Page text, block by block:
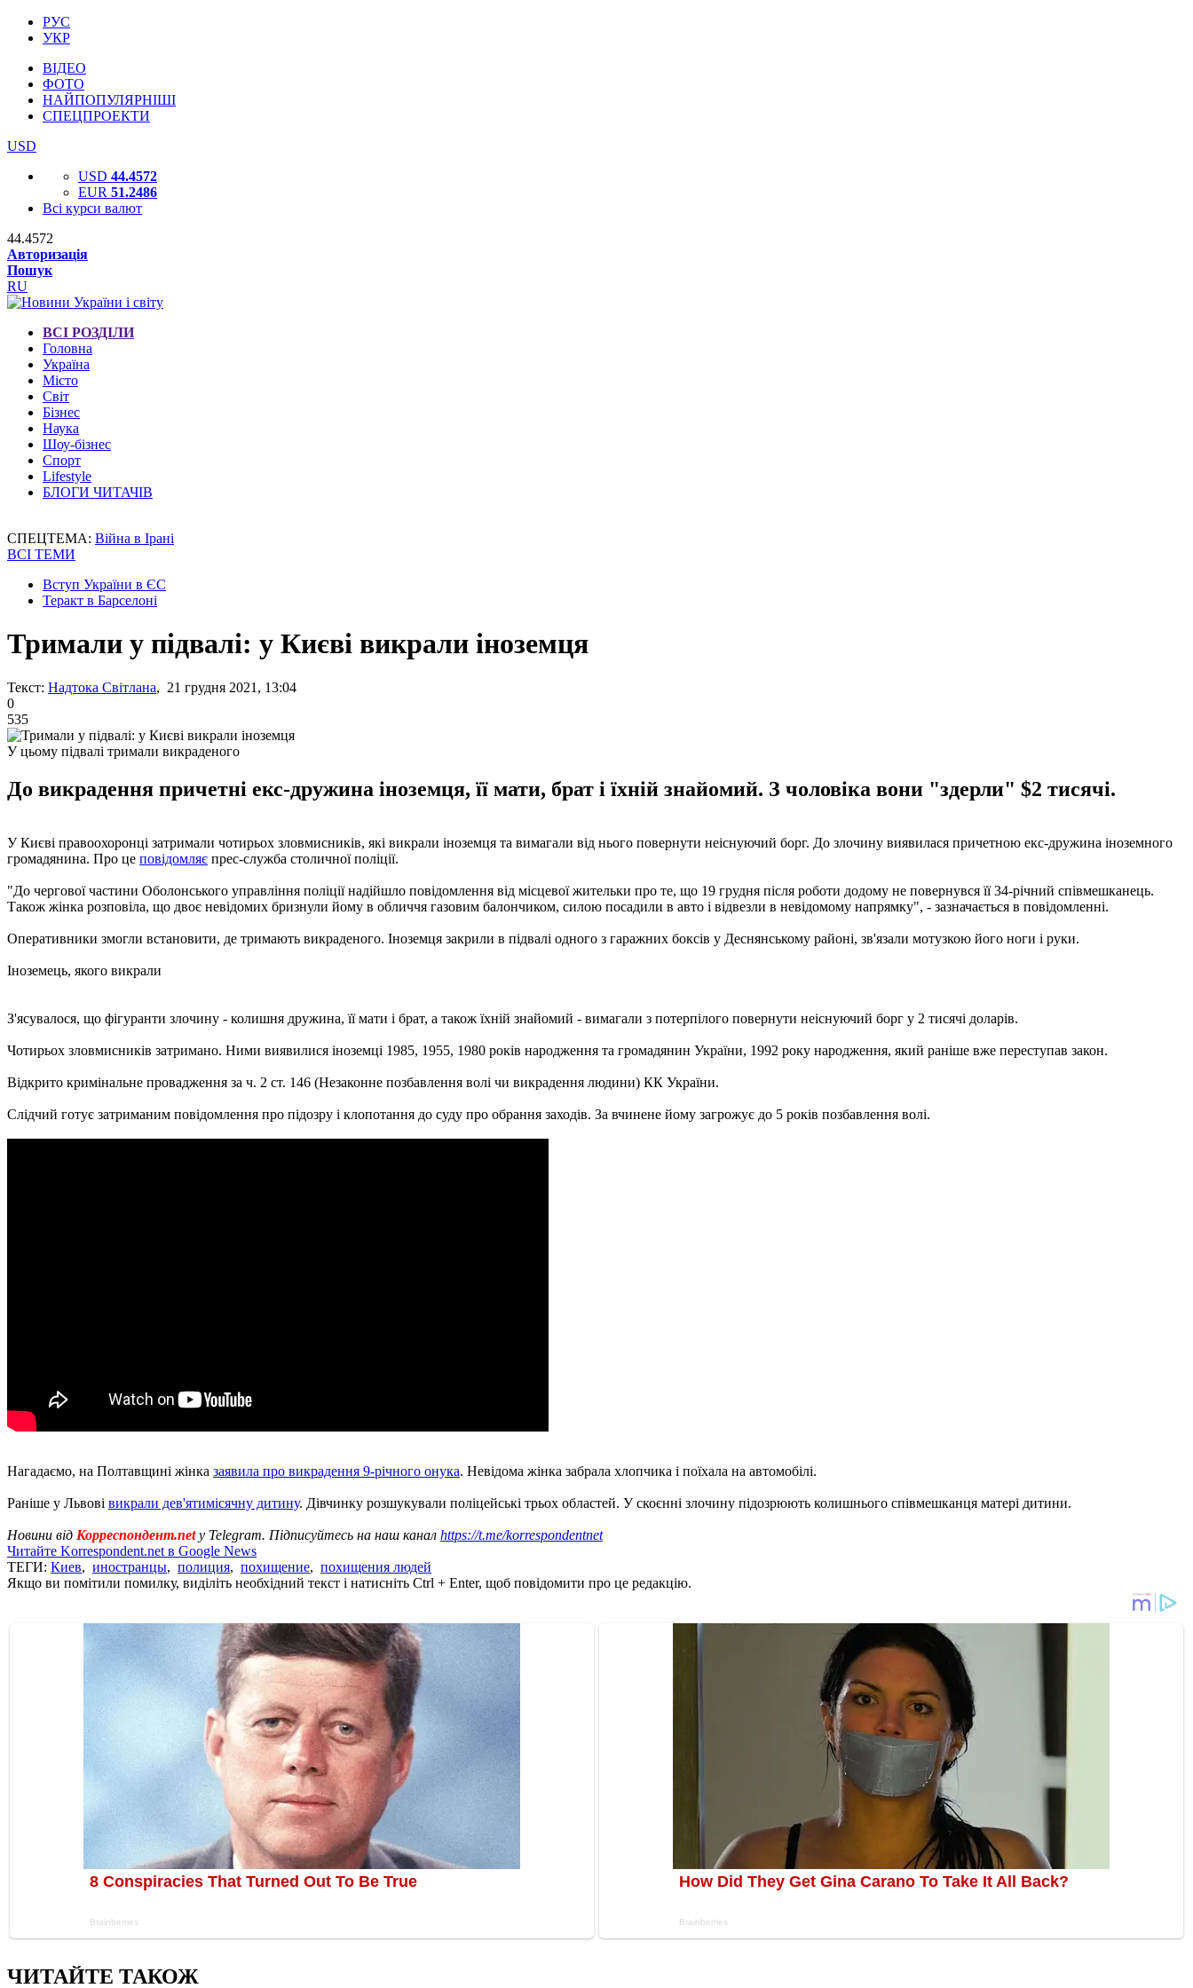
РУС
УКР
ВІДЕО
ФОТО
НАЙПОПУЛЯРНІШІ
СПЕЦПРОЕКТИ
USD
USD 44.4572
EUR 51.2486
Всі курси валют
44.4572
Авторизація
Пошук
RU
ВСІ РОЗДІЛИ
Головна
Україна
Місто
Світ
Бізнес
Наука
Шоу-бізнес
Спорт
Lifestyle
БЛОГИ ЧИТАЧІВ
СПЕЦТЕМА: Війна в Ірані
ВСІ ТЕМИ
Вступ України в ЄС
Теракт в Барселоні
Тримали у підвалі: у Києві викрали іноземця
Текст: Надтока Світлана, 21 грудня 2021, 13:04
0
535
У цьому підвалі тримали викраденого
До викрадення причетні екс-дружина іноземця, її мати, брат і їхній знайомий. З чоловіка вони "здерли" $2 тисячі.
У Києві правоохоронці затримали чотирьох зловмисників, які викрали іноземця та вимагали від нього повернути неіснуючий борг. До злочину виявилася причетною екс-дружина іноземного
громадянина. Про це повідомляє прес-служба столичної поліції.
"До чергової частини Оболонського управління поліції надійшло повідомлення від місцевої жительки про те, що 19 грудня після роботи додому не повернувся її 34-річний співмешканець.
Також жінка розповіла, що двоє невідомих бризнули йому в обличчя газовим балончиком, силою посадили в авто і відвезли в невідомому напрямку", - зазначається в повідомленні.
Оперативники змогли встановити, де тримають викраденого. Іноземця закрили в підвалі одного з гаражних боксів у Деснянському районі, зв'язали мотузкою його ноги і руки.
Іноземець, якого викрали
З'ясувалося, що фігуранти злочину - колишня дружина, її мати і брат, а також їхній знайомий - вимагали з потерпілого повернути неіснуючий борг у 2 тисячі доларів.
Чотирьох зловмисників затримано. Ними виявилися іноземці 1985, 1955, 1980 років народження та громадянин України, 1992 року народження, який раніше вже переступав закон.
Відкрито кримінальне провадження за ч. 2 ст. 146 (Незаконне позбавлення волі чи викрадення людини) КК України.
Слідчий готує затриманим повідомлення про підозру і клопотання до суду про обрання заходів. За вчинене йому загрожує до 5 років позбавлення волі.
Нагадаємо, на Полтавщині жінка заявила про викрадення 9-річного онука. Невідома жінка забрала хлопчика і поїхала на автомобілі.
Раніше у Львові викрали дев'ятимісячну дитину. Дівчинку розшукували поліцейські трьох областей. У скоєнні злочину підозрюють колишнього співмешканця матері дитини.
Новини від Корреспондент.netу Telegram. Підписуйтесь на наш канал https://t.me/korrespondentnet
Читайте Korrespondent.net в Google News
ТЕГИ: Киев, иностранцы, полиция, похищение, похищения людей
Якщо ви помітили помилку, виділіть необхідний текст і натисніть Ctrl + Enter, щоб повідомити про це редакцію.
ЧИТАЙТЕ ТАКОЖ